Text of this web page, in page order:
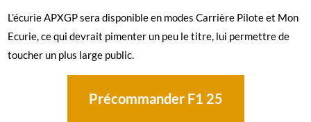
L’écurie APXGP sera disponible en modes Carrière Pilote et Mon
Ecurie, ce qui devrait pimenter un peu le titre, lui permettre de
toucher un plus large public.
Précommander F1 25